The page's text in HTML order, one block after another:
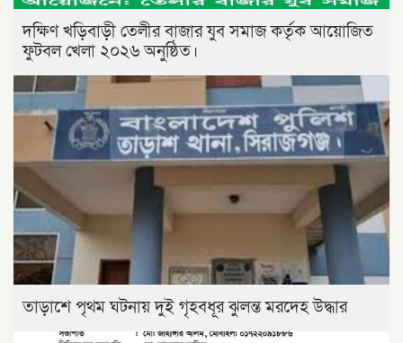
দক্ষিণ খড়িবাড়ী তেলীর বাজার যুব সমাজ কর্তৃক আয়োজিত
ফুটবল খেলা ২০২৬ অনুষ্ঠিত।
তাড়াশে পৃথম ঘটনায় দুই গৃহবধূর ঝুলন্ত মরদেহ উদ্ধার